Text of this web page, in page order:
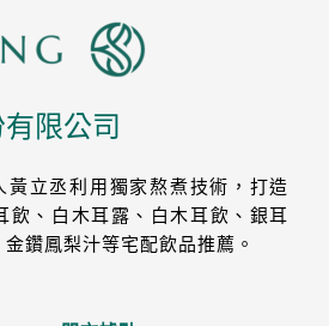
限公司
黃立丞利用獨家熬煮技術，打造
飲、白木耳露、白木耳飲、銀耳
鑽鳳梨汁等宅配飲品推薦。